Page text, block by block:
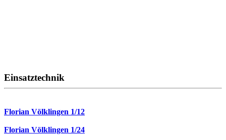
Einsatztechnik
Florian Völklingen 1/12
Florian Völklingen 1/24